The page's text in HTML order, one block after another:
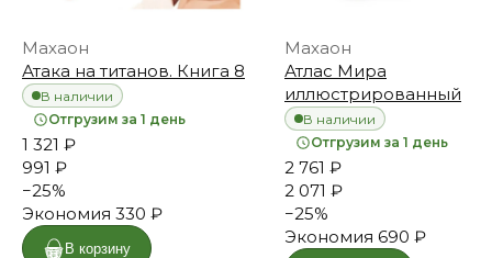
Махаон
Атака на титанов. Книга 8
В наличии
Отгрузим за 1 день
1 321 ₽
991 ₽
−25%
Экономия 330 ₽
В корзину
Махаон
Атлас Мира
иллюстрированный
В наличии
Отгрузим за 1 день
2 761 ₽
2 071 ₽
−25%
Экономия 690 ₽